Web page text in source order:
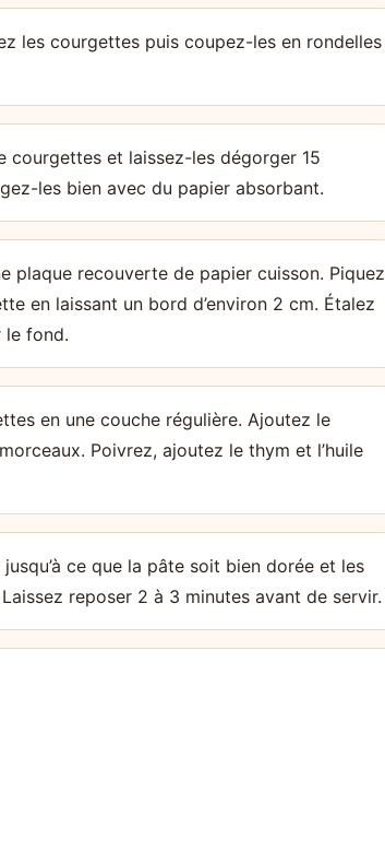
les courgettes puis coupez-les en rondelles
courgettes et laissez-les dégorger 15
les bien avec du papier absorbant.
plaque recouverte de papier cuisson. Piquez
en laissant un bord d’environ 2 cm. Étalez
le fond.
en une couche régulière. Ajoutez le
Poivrez, ajoutez le thym et l’huile
ce que la pâte soit bien dorée et les
reposer 2 à 3 minutes avant de servir.